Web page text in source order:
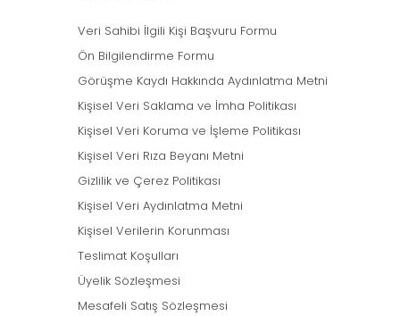
Veri Sahibi İlgili Kişi Başvuru Formu
Ön Bilgilendirme Formu
Görüşme Kaydı Hakkında Aydınlatma Metni
Kişisel Veri Saklama ve İmha Politikası
Kişisel Veri Koruma ve İşleme Politikası
Kişisel Veri Rıza Beyanı Metni
Gizlilik ve Çerez Politikası
Kişisel Veri Aydınlatma Metni
Kişisel Verilerin Korunması
Teslimat Koşulları
Üyelik Sözleşmesi
Mesafeli Satış Sözleşmesi